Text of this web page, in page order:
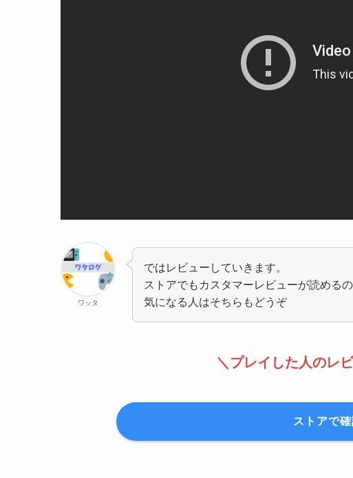
ワッタ
ではレビューしていきます。
ストアでもカスタマーレビューが読める
気になる人はそちらもどうぞ
＼プレイした人のレ
ストアで